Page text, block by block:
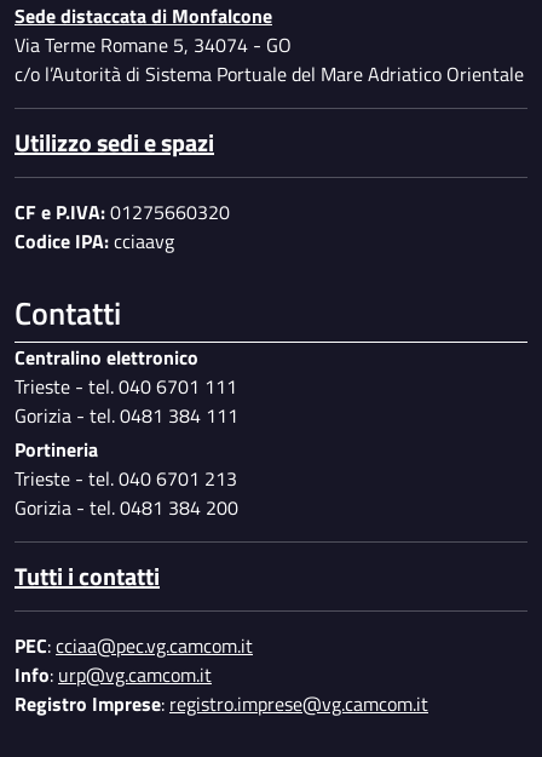
Sede distaccata di Monfalcone
Via Terme Romane 5, 34074 - GO
c/o l’Autorità di Sistema Portuale del Mare Adriatico Orientale
Utilizzo sedi e spazi
CF e P.IVA:01275660320
Codice IPA:cciaavg
Contatti
Centralino elettronico
Trieste - tel. 040 6701 111
Gorizia - tel. 0481 384 111
Portineria
Trieste - tel. 040 6701 213
Gorizia - tel. 0481 384 200
Tutti i contatti
PEC:cciaa@pec.vg.camcom.it
Info: urp@vg.camcom.it
Registro Imprese: registro.imprese@vg.camcom.it